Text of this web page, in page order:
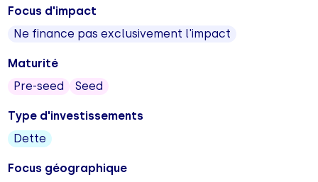
Focus d'impact
Ne finance pas exclusivement l'impact
Maturité
Pre-seed
Seed
Type d'investissements
Dette
Focus géographique